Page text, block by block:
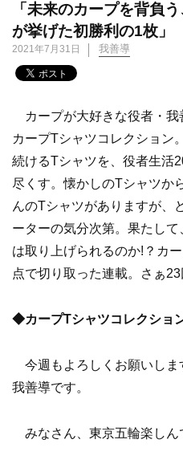
「未来のカープを背負
が挙げた初勝利の1枚」
2021年7月31日 我善導
カープが大好きな役者・我
カープTシャツコレクション
続けるTシャツを、役者生活
尽くす。懐かしのTシャツか
んのTシャツがありますが、
ーターの気分次第。果たし
は取り上げられるのか!？カ
点で切り取った連載。さぁ23
◆カープTシャツコレクショ
今週もよろしくお願いしま
我善導です。
みなさん、東京五輪楽しん